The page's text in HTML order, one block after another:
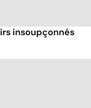
insoupçonnés